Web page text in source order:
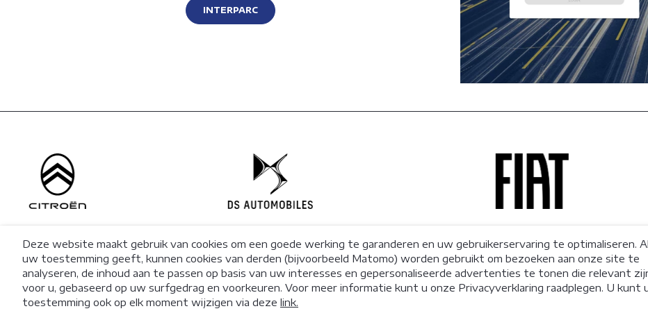
Deze website maakt gebruik van cookies om een goede werking te garanderen en uw gebruikerservaring te optimaliseren.
uw toestemming geeft, kunnen cookies van derden (bijvoorbeeld Matomo) worden gebruikt om bezoeken aan onze site te
analyseren, de inhoud aan te passen op basis van uw interesses en gepersonaliseerde advertenties te tonen die relevant
voor u, gebaseerd op uw surfgedrag en voorkeuren. Voor meer informatie kunt u onze Privacyverklaring raadplegen. U kunt
toestemming ook op elk moment wijzigen via deze link.
FUNCTIONELE COOKIES
Matomo Tag Manager
Matomo Analytics
Facebook
LAAT ALLES TOE
INTERPARC
© 2026 Stellantis Financial Services
BeLux
Disclaimer
Privacybeleid Klachtenbehandeling
SCP
verzekering
AssurMiFID Klokkenluiders